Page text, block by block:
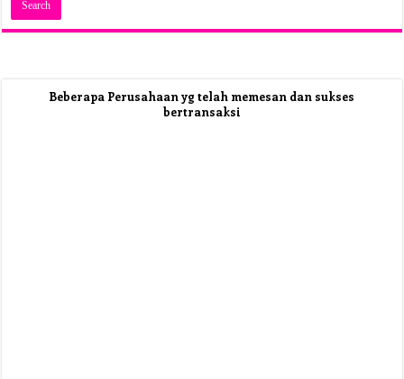
Beberapa Perusahaan yg telah memesan dan sukses
bertransaksi